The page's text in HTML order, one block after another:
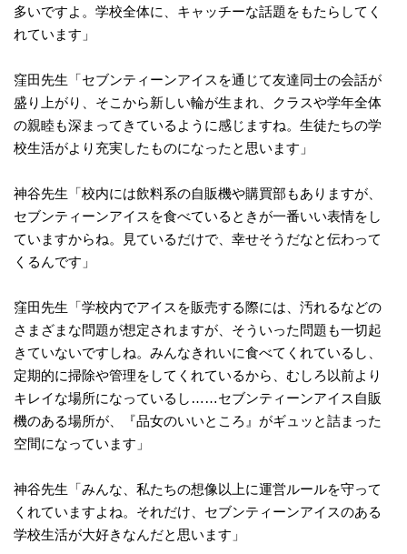
多いですよ。学校全体に、キャッチーな話題をもたらしてく
れています」
窪田先生「セブンティーンアイスを通じて友達同士の会話が
盛り上がり、そこから新しい輪が生まれ、クラスや学年全体
の親睦も深まってきているように感じますね。生徒たちの学
校生活がより充実したものになったと思います」
神谷先生「校内には飲料系の自販機や購買部もありますが、
セブンティーンアイスを食べているときが一番いい表情をし
ていますからね。見ているだけで、幸せそうだなと伝わって
くるんです」
窪田先生「学校内でアイスを販売する際には、汚れるなどの
さまざまな問題が想定されますが、そういった問題も一切起
きていないですしね。みんなきれいに食べてくれているし、
定期的に掃除や管理をしてくれているから、むしろ以前より
キレイな場所になっているし……セブンティーンアイス自販
機のある場所が、『品女のいいところ』がギュッと詰まった
空間になっています」
神谷先生「みんな、私たちの想像以上に運営ルールを守って
くれていますよね。それだけ、セブンティーンアイスのある
学校生活が大好きなんだと思います」